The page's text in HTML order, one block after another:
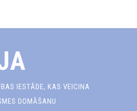
IESTĀDE, KAS VEICINA
DOMĀŠANU